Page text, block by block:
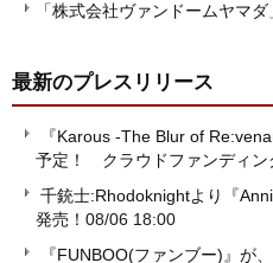
「株式会社ヴァンドームヤマ
最新のプレスリリース
『Karous -The Blur of
予定！ クラウドファンディン
千銃士:Rhodoknightより『
発売！ 08/06 18:00
『FUNBOO(ファンブー)』が